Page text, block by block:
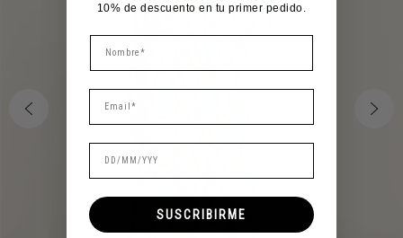
10% de descuento en tu primer pedido.
SUSCRIBIRME